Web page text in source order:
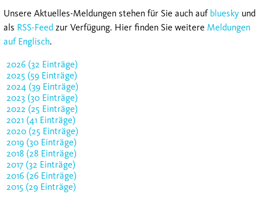
Unsere Aktuelles-Meldungen stehen für Sie auch auf bluesky und
als RSS-Feed zur Verfügung. Hier finden Sie weitere Meldungen
auf Englisch.
2026 (32 Einträge)
2025 (59 Einträge)
2024 (39 Einträge)
2023 (30 Einträge)
2022 (25 Einträge)
2021 (41 Einträge)
2020 (25 Einträge)
2019 (30 Einträge)
2018 (28 Einträge)
2017 (32 Einträge)
2016 (26 Einträge)
2015 (29 Einträge)